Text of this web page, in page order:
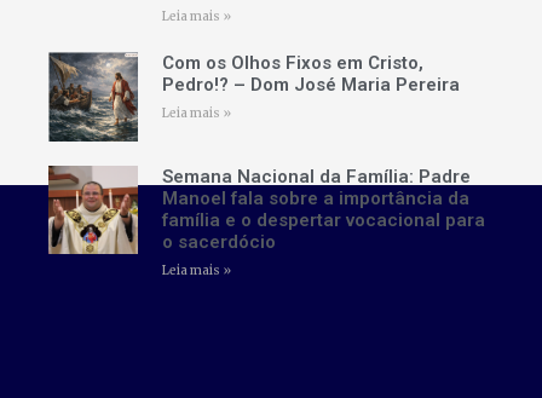
Leia mais »
Com os Olhos Fixos em Cristo,
Pedro!? – Dom José Maria Pereira
Leia mais »
Semana Nacional da Família: Padre
Manoel fala sobre a importância da
família e o despertar vocacional para
o sacerdócio
Leia mais »